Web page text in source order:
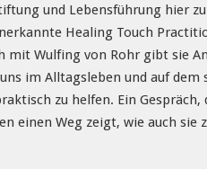
und Lebensführung hier
Healing Touch
mit Wulfing von Rohr gibt sie
im Alltagsleben und auf dem
zu helfen. Ein Gespräch,
einen Weg zeigt, wie auch sie